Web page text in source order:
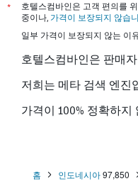
*
호텔스컴바인은 고객 편의를
중이나, 가격이 보장되지 않습
일부 가격이 보장되지 않는 이
호텔스컴바인은 판매
저희는 메타 검색 엔진
가격이 100% 정확하지
홈 인도네시아97,850